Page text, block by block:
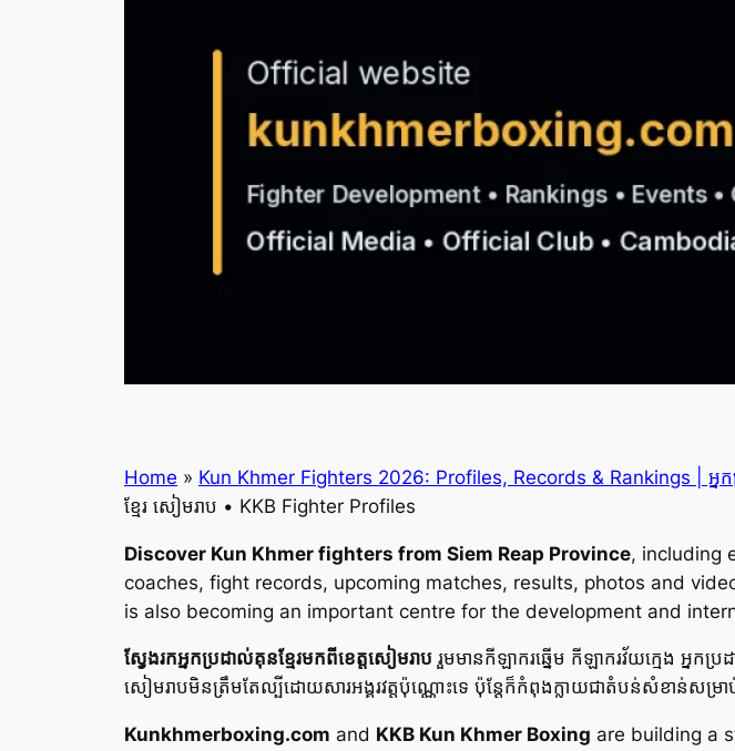
Home » Kun Khmer Fighters 2026: Profiles, Records & Rankings | អ្នក
ខ្មែរ សៀមរាប • KKB Fighter Profiles
Discover Kun Khmer fighters from Siem Reap Province, including
coaches, fight records, upcoming matches, results, photos and
is also becoming an important centre for the development and
ស្វែងរកអ្នកប្រដាល់គុនខ្មែរមកពីខេត្តសៀមរាប រួមមានកីឡាករឆ្នើម កីឡាករវ័យក្មេង អ្នក
សៀមរាបមិនត្រឹមតែល្បីដោយសារអង្គរវត្តប៉ុណ្ណោះទេ ប៉ុន្តែក៏កំពុងក្លាយជាតំបន់សំខាន់សម្
Kunkhmerboxing.com and KKB Kun Khmer Boxing are building a